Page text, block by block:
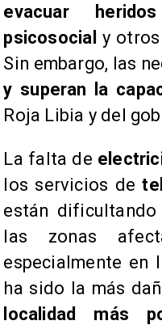
evacuar
psicosocial y
Sin embargo, las
y superan la
Roja Libia y del
La falta de
los servicios de
están dificultando
las zonas
especialmente en
ha sido la más
localidad más